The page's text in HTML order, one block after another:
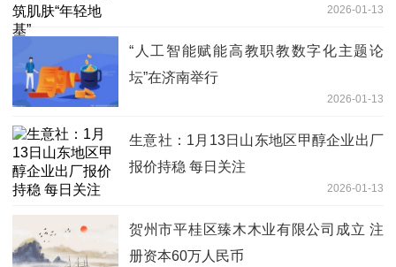
2026-01-13
“人工智能赋能高教职教数字化主题论
坛”在济南举行
2026-01-13
生意社：1月13日山东地区甲醇企业出厂
报价持稳 每日关注
2026-01-13
贺州市平桂区臻木木业有限公司成立 注
册资本60万人民币